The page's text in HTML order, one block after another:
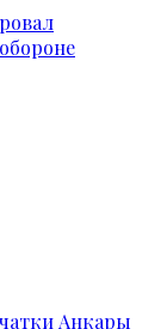
Анкары